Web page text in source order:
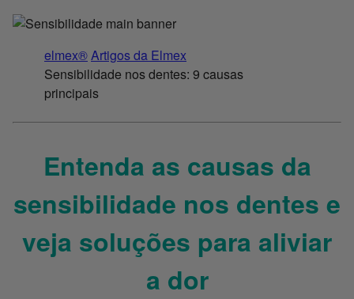
elmex®Artigos da Elmex
Sensibilidade nos dentes: 9 causas
principais
Entenda as causas da
sensibilidade nos dentes e
veja soluções para aliviar
a dor